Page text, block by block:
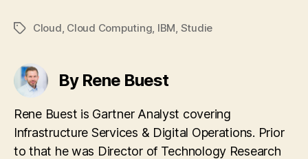
TagsCloud Cloud Computing IBM Studie
By Rene Buest
Rene Buest is Gartner Analyst covering
Infrastructure Services & Digital Operations. Prior
to that he was Director of Technology Research